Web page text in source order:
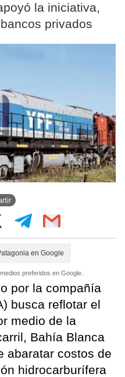
la iniciativa,
privados
en Google
preferidos en Google.
por la compañía
busca reflotar el
medio de la
Bahía Blanca
abaratar costos de
hidrocarburífera